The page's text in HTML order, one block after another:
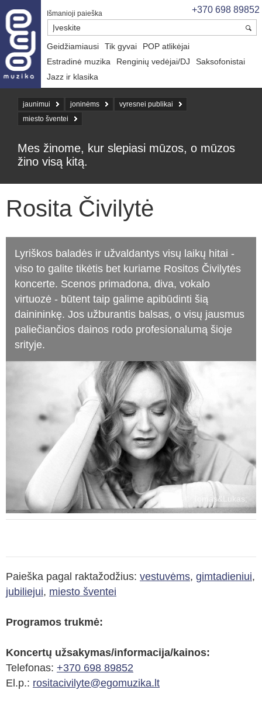
+370 698 89852
Išmanioji paieška
Geidžiamiausi Tik gyvai
POP atlikėjai
Estradinė muzika
Renginių vedėjai/DJ
Saksofonistai
Jazz ir klasika
jaunimui joninėms
vyresnei publikai
miesto šventei
Mes žinome, kur slepiasi mūzos, o mūzos
žino visą kitą.
Rosita Čivilytė
Lyriškos baladės ir užvaldantys visų laikų hitai -
viso to galite tikėtis bet kuriame Rositos Čivilytės
koncerte. Scenos primadona, diva, vokalo
virtuozė - būtent taip galime apibūdinti šią
dainininkę. Jos užburantis balsas, o visų jausmus
paliečiančios dainos rodo profesionalumą šioje
srityje.
© Tomas&Lukas;
Paieška pagal raktažodžius: vestuvėms, gimtadieniui,
jubiliejui, miesto šventei
Programos trukmė:
Koncertų užsakymas/informacija/kainos:
Telefonas: +370 698 89852
El.p.: rositacivilyte@egomuzika.lt